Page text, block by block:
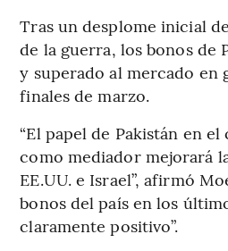
Tras un desplome inicial
de la guerra, los bonos de
y superado al mercado en
finales de marzo.
“El papel de Pakistán en
como mediador mejorará
EE.UU. e Israel”, afirmó
bonos del país en los
claramente positivo”.